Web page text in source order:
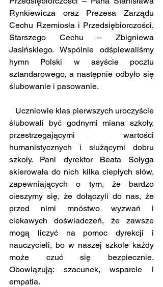
Rynkiewicza oraz Prezesa Zarządu
Cechu Rzemiosła i Przedsiębiorczości,
Starszego Cechu – Zbigniewa
Jasińskiego. Wspólnie odśpiewaliśmy
hymn Polski w asyście pocztu
sztandarowego, a następnie odbyło się
ślubowanie i pasowanie.
ślubowali być godnymi miana szkoły,
przestrzegającymi wartości
humanistycznych i służącymi dobru
szkoły. Pani dyrektor Beata Sołyga
skierowała do nich kilka ciepłych słów,
zapewniających o tym, że bardzo
cieszymy się, że dołączyli do nas, że
przed nimi mnóstwo wyzwań i
ciekawych doświadczeń, że zawsze
mogą liczyć na pomoc dyrekcji i
nauczycieli, bo w naszej szkole każdy
może czuć się bezpiecznie.
Obowiązują: szacunek, wsparcie i
empatia.